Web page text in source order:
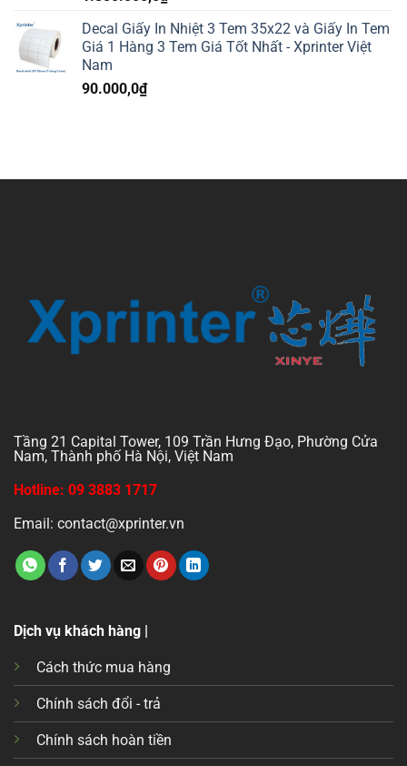
Decal Giấy In Nhiệt 3 Tem 35x22 và Giấy In Tem
Giá 1 Hàng 3 Tem Giá Tốt Nhất - Xprinter Việt
Nam
90.000,0₫
Tầng 21 Capital Tower, 109 Trần Hưng Đạo, Phường Cửa
Nam, Thành phố Hà Nội, Việt Nam
Hotline: 09 3883 1717
Email: contact@xprinter.vn
Dịch vụ khách hàng |
Cách thức mua hàng
Chính sách đổi - trả
Chính sách hoàn tiền